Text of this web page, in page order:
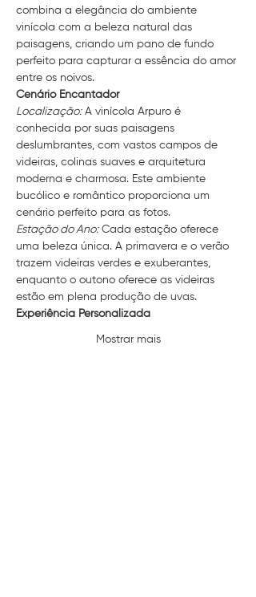
combina a elegância do ambiente
vinícola com a beleza natural das
paisagens, criando um pano de fundo
perfeito para capturar a essência do amor
entre os noivos.
Cenário Encantador
Localização: A vinícola Arpuro é
conhecida por suas paisagens
deslumbrantes, com vastos campos de
videiras, colinas suaves e arquitetura
moderna e charmosa. Este ambiente
bucólico e romântico proporciona um
cenário perfeito para as fotos.
Estação do Ano: Cada estação oferece
uma beleza única. A primavera e o verão
trazem videiras verdes e exuberantes,
enquanto o outono oferece as videiras
estão em plena produção de uvas.
Experiência Personalizada
Mostrar mais